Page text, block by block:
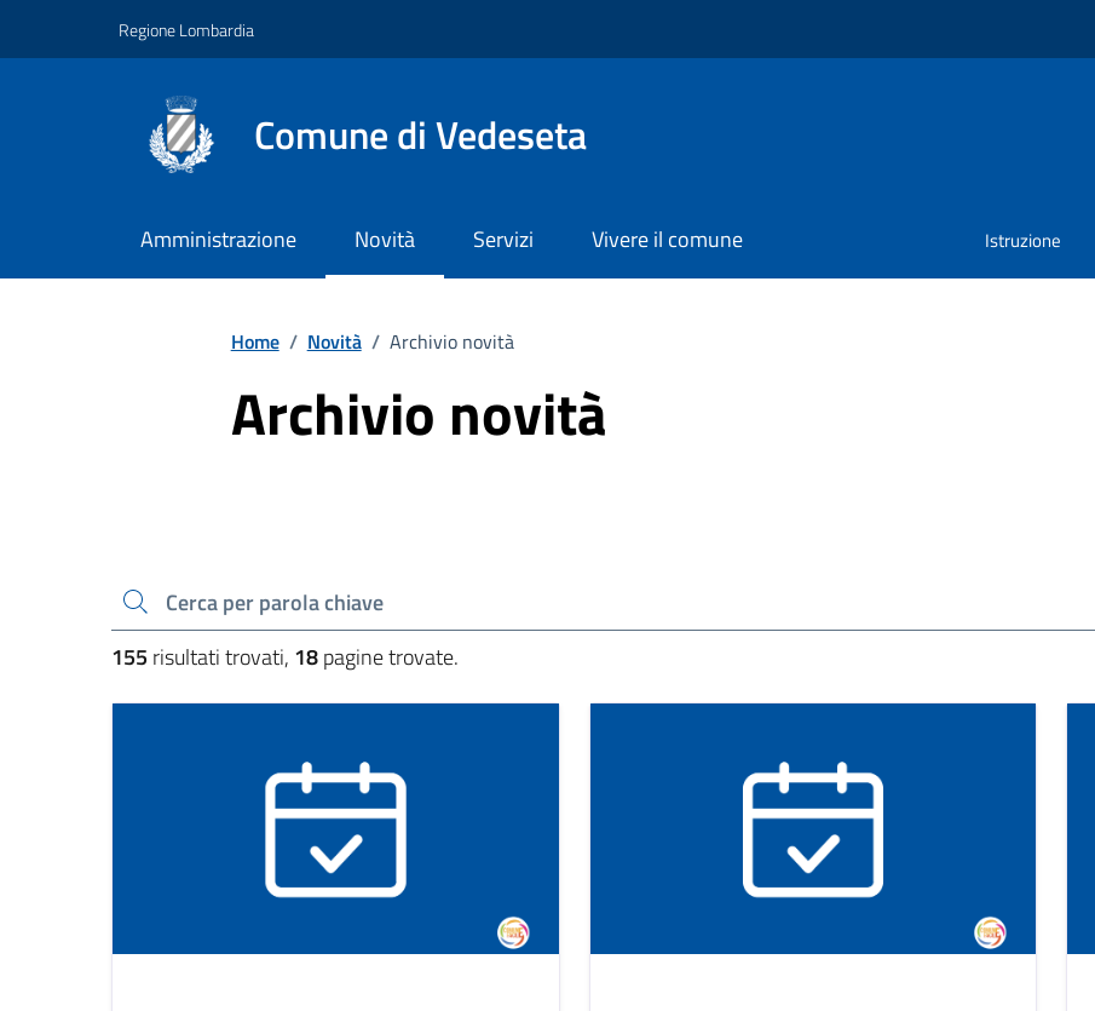
Regione Lombardia
Comune di Vedeseta
Amministrazione Novità Servizi Vivere il comune Istruzione
Home / Novità / Archivio novità
Archivio novità
Cerca una parola chiave
155 risultati trovati, 18pagine trovate.